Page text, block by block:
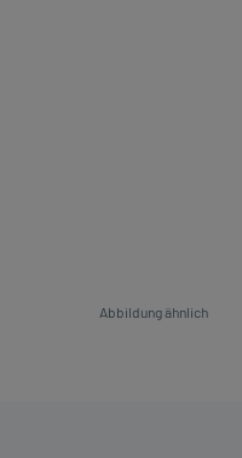
Abbildung ähnlich